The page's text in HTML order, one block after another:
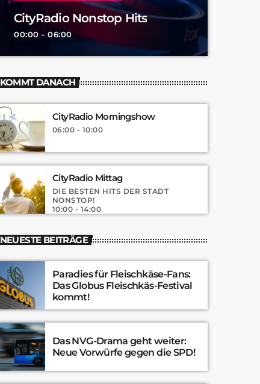
CityRadio Nonstop Hits
00:00 - 06:00
KOMMT DANACH
CityRadio Morningshow
06:00 - 10:00
CityRadio Mittag
DIE BESTEN HITS DER STADT
NONSTOP!
10:00 - 14:00
NEUESTE BEITRÄGE
Paradies für Fleischkäse-Fans:
Das Globus Fleischkäs-Festival
kommt!
Das NVG-Drama geht weiter:
Neue Vorwürfe gegen die SPD!